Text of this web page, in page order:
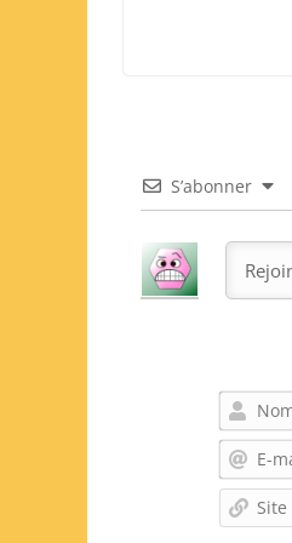
S’abonner